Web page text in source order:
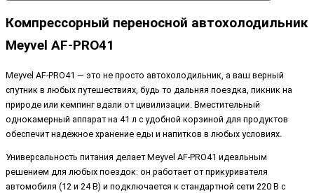
Компрессорный переносной автохолодильник
Meyvel AF-PRO41
Meyvel AF-PRO41 — это не просто автохолодильник, а ваш верный
спутник в любых путешествиях, будь то дальняя поездка, пикник на
природе или кемпинг вдали от цивилизации. Вместительный
однокамерный аппарат на 41 л с удобной корзиной для продуктов
обеспечит надежное хранение еды и напитков в любых условиях.
Универсальность питания делает Meyvel AF-PRO41 идеальным
решением для любых поездок: он работает от прикуривателя
автомобиля (12 и 24 В) и подключается к стандартной сети 220 В с